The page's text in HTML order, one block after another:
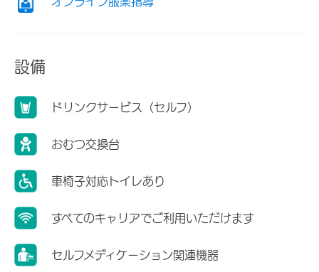
設備
ドリンクサービス（セルフ）
おむつ交換台
車椅子対応トイレあり
すべてのキャリアでご利用いただけます
セルフメディケーション関連機器